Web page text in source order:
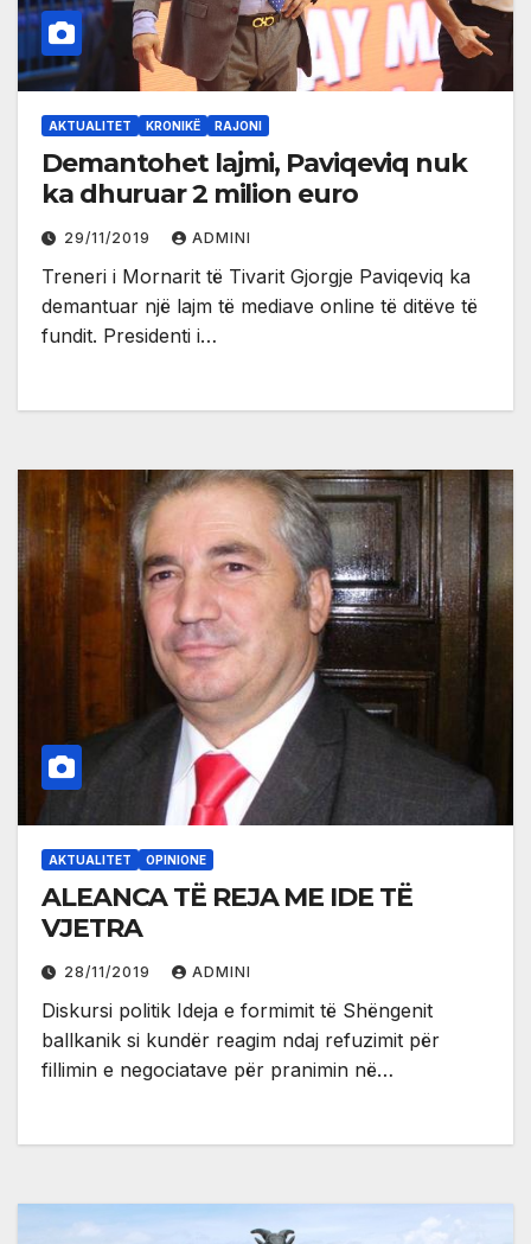
AKTUALITET KRONIKË RAJONI
Demantohet lajmi, Paviqeviq nuk
ka dhuruar 2 milion euro
29/11/2019 ADMINI
Treneri i Mornarit të Tivarit Gjorgje Paviqeviq ka
demantuar një lajm të mediave online të ditëve të
fundit. Presidenti i…
AKTUALITET OPINIONE
ALEANCA TË REJA ME IDE TË
VJETRA
28/11/2019 ADMINI
Diskursi politik Ideja e formimit të Shëngenit
ballkanik si kundër reagim ndaj refuzimit për
fillimin e negociatave për pranimin në…